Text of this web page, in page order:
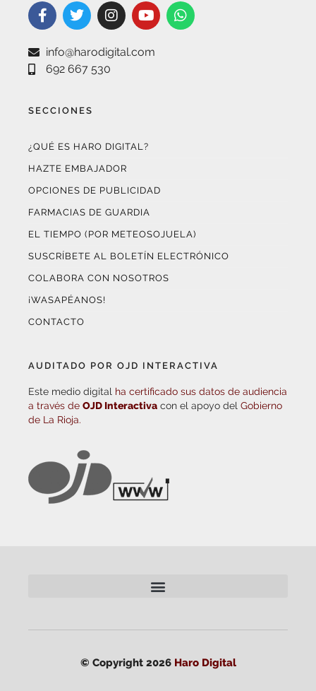
info@harodigital.com
692 667 530
SECCIONES
¿QUÉ ES HARO DIGITAL?
HAZTE EMBAJADOR
OPCIONES DE PUBLICIDAD
FARMACIAS DE GUARDIA
EL TIEMPO (POR METEOSOJUELA)
SUSCRÍBETE AL BOLETÍN ELECTRÓNICO
COLABORA CON NOSOTROS
¡WASAPÉANOS!
CONTACTO
AUDITADO POR OJD INTERACTIVA
Este medio digital ha certificado sus datos de audiencia
a través de OJD Interactiva con el apoyo del Gobierno
de La Rioja.
© Copyright 2026 Haro Digital